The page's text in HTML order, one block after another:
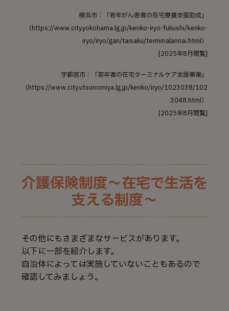
横浜市：「若年がん患者の在宅療養支援助成」
（https://www.city.yokohama.lg.jp/kenko-iryo-fukushi/kenko-
iryo/iryo/gan/taisaku/terminalannai.html）
[2025年8月閲覧]
宇都宮市：「若年者の在宅ターミナルケア支援事業」
（https://www.city.utsunomiya.lg.jp/kenko/iryo/1023038/102
3048.html）
[2025年8月閲覧]
介護保険制度～在宅で生活を
支える制度～
その他にもさまざまなサービスがあります。
以下に一部を紹介します。
自治体によっては実施していないこともあるので
確認してみましょう。